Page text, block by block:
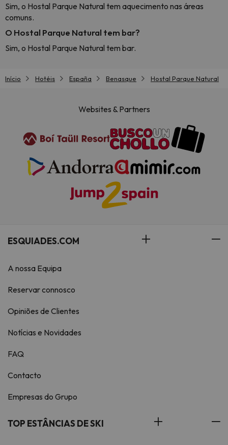
Sim, o Hostal Parque Natural tem aquecimento nas áreas
comuns.
O Hostal Parque Natural tem bar?
Sim, o Hostal Parque Natural tem bar.
Início Hotéis España Benasque Hostal Parque Natural
Websites & Partners
ESQUIADES.COM
A nossa Equipa
Reservar connosco
Opiniões de Clientes
Notícias e Novidades
FAQ
Contacto
Empresas do Grupo
TOP ESTÂNCIAS DE SKI